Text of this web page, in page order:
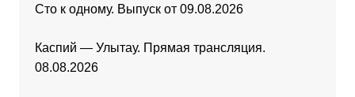
Сто к одному. Выпуск от 09.08.2026
Каспий — Улытау. Прямая трансляция.
08.08.2026